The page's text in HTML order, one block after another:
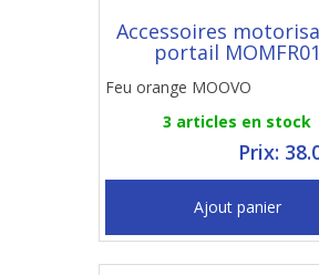
Accessoires
portail MOMFR01
Feu orange MOOVO
3 articles en stock
Prix:
Ajout panier